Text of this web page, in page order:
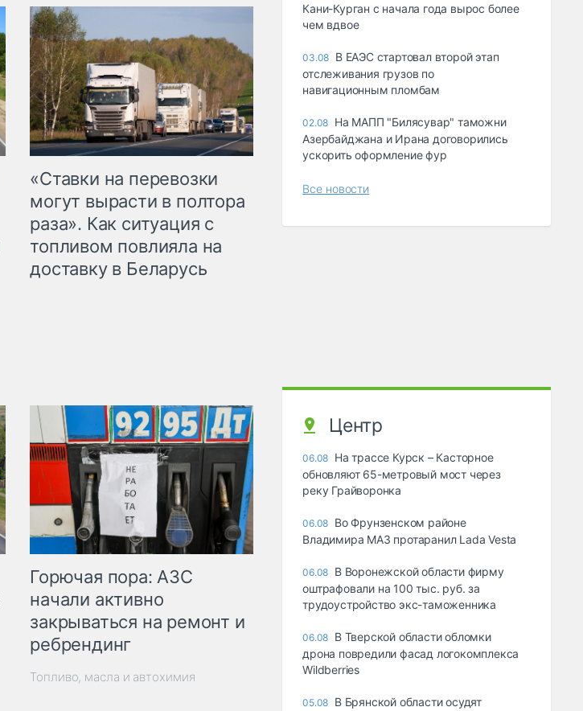
«Ставки на перевозки
могут вырасти в полтора
раза». Как ситуация с
топливом повлияла на
доставку в Беларусь
Горючая пора: АЗС
начали активно
закрываться на ремонт и
ребрендинг
Топливо, масла и автохимия
Кани-Курган с начала года вырос более
чем вдвое
03.08 В ЕАЭС стартовал второй этап
отслеживания грузов по
навигационным пломбам
02.08 На МАПП "Билясувар" таможни
Азербайджана и Ирана договорились
ускорить оформление фур
Все новости
Центр
06.08 На трассе Курск – Касторное
обновляют 65-метровый мост через
реку Грайворонка
06.08 Во Фрунзенском районе
Владимира МАЗ протаранил Lada Vesta
06.08 В Воронежской области фирму
оштрафовали на 100 тыс. руб. за
трудоустройство экс-таможенника
06.08 В Тверской области обломки
дрона повредили фасад логокомплекса
Wildberries
05.08 В Брянской области осудят